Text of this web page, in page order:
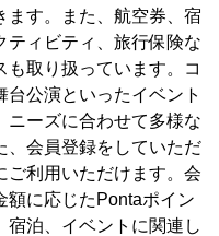
ます。また、航空券、宿
ティビティ、旅行保険な
も取り扱っています。コ
公演といったイベント
ニーズに合わせて多様な
、会員登録をしていただ
ご利用いただけます。会
額に応じたPontaポイン
宿泊、イベントに関連し